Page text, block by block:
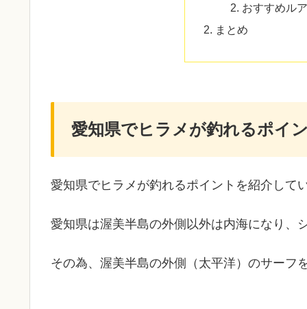
おすすめル
まとめ
愛知県でヒラメが釣れるポイ
愛知県でヒラメが釣れるポイントを紹介して
愛知県は渥美半島の外側以外は内海になり、
その為、渥美半島の外側（太平洋）のサーフ